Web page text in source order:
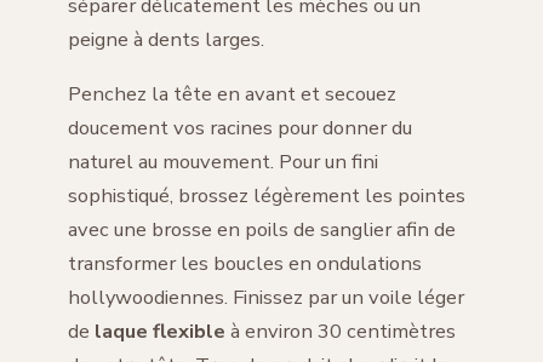
séparer délicatement les mèches ou un
peigne à dents larges.
Penchez la tête en avant et secouez
doucement vos racines pour donner du
naturel au mouvement. Pour un fini
sophistiqué, brossez légèrement les pointes
avec une brosse en poils de sanglier afin de
transformer les boucles en ondulations
hollywoodiennes. Finissez par un voile léger
de laque flexible à environ 30 centimètres